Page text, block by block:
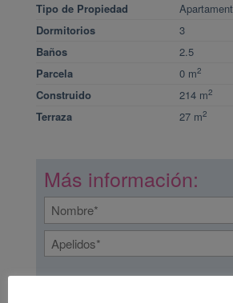
Tipo de Propiedad
Dormitorios
3
Baños
2.5
Parcela
0 m2
Construido 214 m2
Terraza 27 m2
Más información:
Name(Required)
First
correo